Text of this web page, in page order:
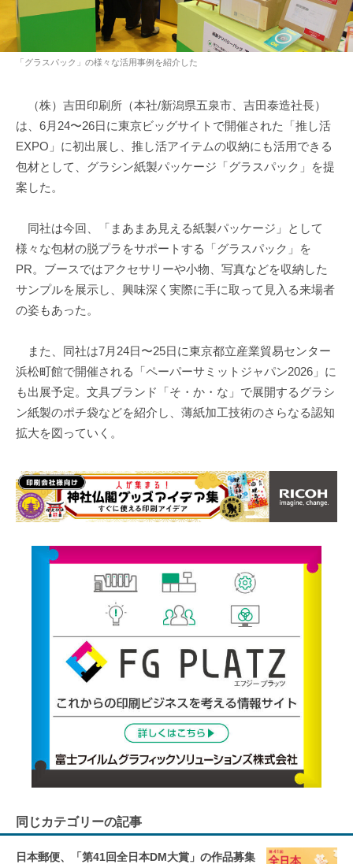
「グラスパック」の様々な活用事例を紹介した
（株）吉田印刷所（本社/新潟県五泉市、吉田泰造社長）
は、6月24〜26日に東京ビッグサイトで開催された「推し活
EXPO」に初出展し、推し活アイテムの収納にも活用できる
包材として、グラシン紙製パッケージ「グラスパック」を提
案した。
同社は今回、「まあまあ見える紙製パッケージ」として
様々な包材の脱プラをサポートする「グラスパック」を
PR。ブースではアクセサリーや小物、写真などを収納した
サンプルを展示し、興味深く実際に手に取って見入る来場者
の姿もあった。
また、同社は7月24日〜25日に東京都立産業貿易センター
浜松町館で開催される「ペーパーサミットジャパン2026」に
も出展予定。文具ブランド「そ・か・な」で展開するグラシ
ン紙製のポチ袋などを紹介し、薄紙加工技術のさらなる認知
拡大を図っていく。
同じカテゴリーの記事
日本郵便、「第41回全日本DM大賞」の作品募集